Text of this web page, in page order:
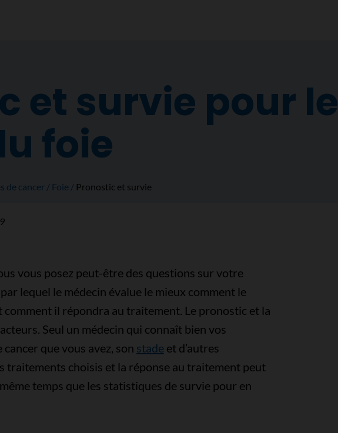
et survie pour le
foie
de cancer Foie Pronostic et survie
vous posez peut-être des questions sur votre
lequel le médecin évalue le mieux comment le
il répondra au traitement. Le pronostic et la
Seul un médecin qui connaît bien vos
que vous avez, son stadeet d’autres
traitements choisis et la réponse au traitement peut
temps que les statistiques de survie pour en